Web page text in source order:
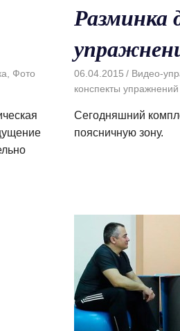
, Фото
Разминка
06.04.2015 Видео-
конспекты упражнений
Сегодняшний
поясничную зону.